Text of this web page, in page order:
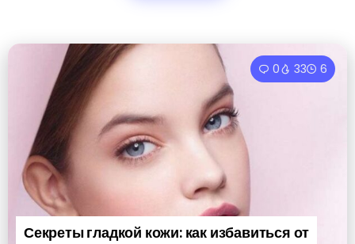
Секреты гладкой кожи: как избавиться от
0 33 6